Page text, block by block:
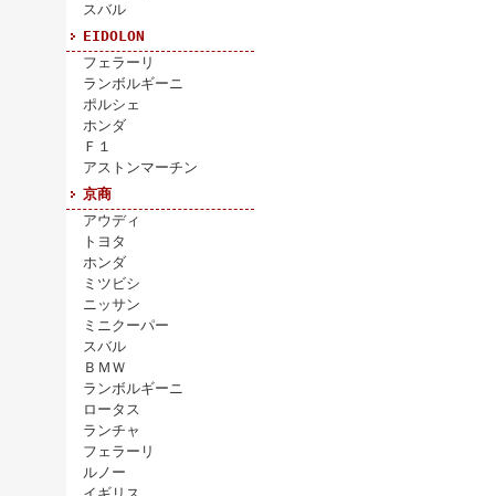
スバル
EIDOLON
フェラーリ
ランボルギーニ
ポルシェ
ホンダ
Ｆ１
アストンマーチン
京商
アウディ
トヨタ
ホンダ
ミツビシ
ニッサン
ミニクーパー
スバル
ＢＭＷ
ランボルギーニ
ロータス
ランチャ
フェラーリ
ルノー